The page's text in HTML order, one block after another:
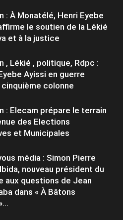
: À Monatélé, Henri Eyebe
le soutien de la Lékié
et à la justice
, Lékié , politique, Rdpc :
Ayissi en guerre
colonne
: Elecam prépare le terrain
des Elections
et Municipales
média : Simon Pierre
nouveau président du
aux questions de Jean
dans « À Bâtons